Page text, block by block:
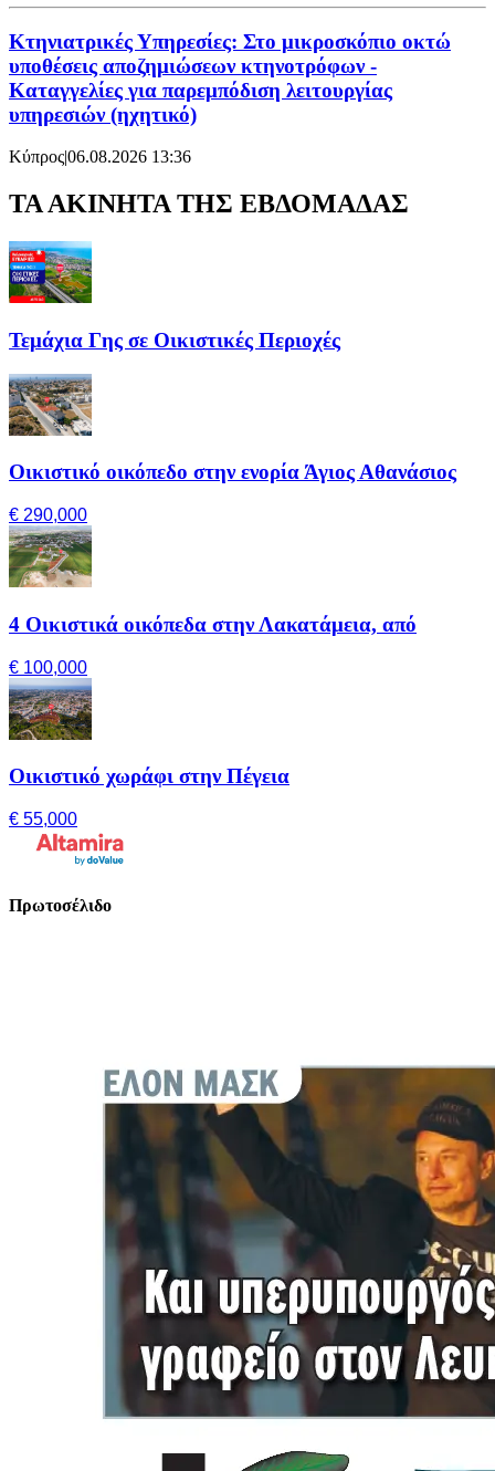
Κτηνιατρικές Υπηρεσίες: Στο μικροσκόπιο οκτώ
υποθέσεις αποζημιώσεων κτηνοτρόφων -
Καταγγελίες για παρεμπόδιση λειτουργίας
υπηρεσιών (ηχητικό)
Κύπρος06.08.2026 13:36
ΤΑ ΑΚΙΝΗΤΑ ΤΗΣ ΕΒΔΟΜΑΔΑΣ
Τεμάχια Γης σε Οικιστικές Περιοχές
Οικιστικό οικόπεδο στην ενορία Άγιος Αθανάσιος
€ 290,000
4 Οικιστικά οικόπεδα στην Λακατάμεια, από
€ 100,000
Οικιστικό χωράφι στην Πέγεια
€ 55,000
Πρωτοσέλιδο